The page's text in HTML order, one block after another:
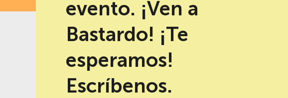
-10% de descuento al reservar en
Mejor precio garantizado Servicio
evento. ¡Ven a
Bastardo! ¡Te
esperamos!
Escríbenos.